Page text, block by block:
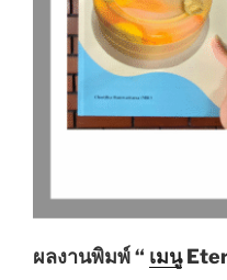
ผลงานพิมพ์ “ เมนู